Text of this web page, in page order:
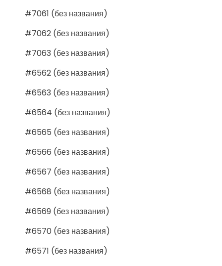
#7061 (без названия)
#7062 (без названия)
#7063 (без названия)
#6562 (без названия)
#6563 (без названия)
#6564 (без названия)
#6565 (без названия)
#6566 (без названия)
#6567 (без названия)
#6568 (без названия)
#6569 (без названия)
#6570 (без названия)
#6571 (без названия)